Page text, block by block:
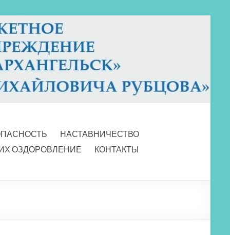
НАСТАВНИЧЕСТВО
ОЗДОРОВЛЕНИЕ
КОНТАКТЫ